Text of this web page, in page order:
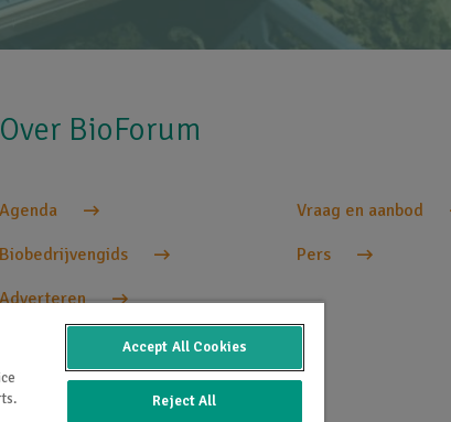
Over BioForum
Agenda
Vraag en aanbod
Biobedrijvengids
Pers
Accept All Cookies
Reject All